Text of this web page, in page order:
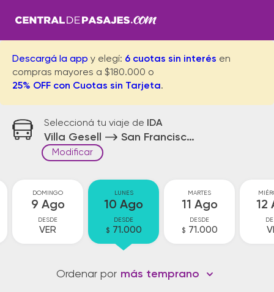
Descargá la app y elegí: 6 cuotas sin interés en
compras mayores a $180.000 o
25% OFF con Cuotas sin Tarjeta.
Seleccioná tu viaje de IDA
Villa Gesell San Francisco Solano Cr
Modificar
DOMINGO
9 Ago
DESDE
VER
LUNES
10 Ago
DESDE
$ 71.000
MARTES
11 Ago
DESDE
$ 71.000
12
Ordenar por más temprano